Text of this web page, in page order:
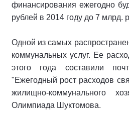
финансирования ежегодно
рублей в 2014 году до 7 млрд.
Одной из самых
коммунальных услуг. Ее
этого года составили
"Ежегодный рост расходов
жилищно-коммунального
Олимпиада Шуктомова.